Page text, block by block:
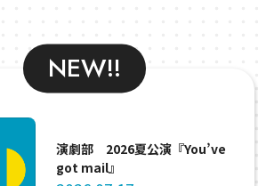
NEW!!
演劇部 2026夏公演『You’ve
got mail』